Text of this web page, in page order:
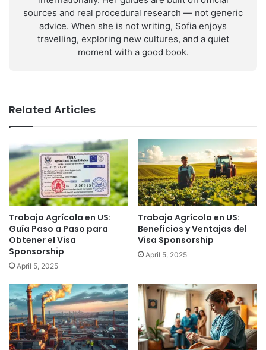
sources and real procedural research — not generic
advice. When she is not writing, Sofia enjoys
travelling, exploring new cultures, and a quiet
moment with a good book.
Related Articles
Trabajo Agrícola en US:
Guía Paso a Paso para
Obtener el Visa
Sponsorship
April 5, 2025
Trabajo Agrícola en US:
Beneficios y Ventajas del
Visa Sponsorship
April 5, 2025